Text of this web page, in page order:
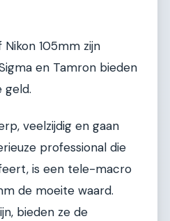
105mm zijn
en Tamron bieden
geld.
veelzijdig en gaan
professional die
is een tele-macro
de moeite waard.
bieden ze de